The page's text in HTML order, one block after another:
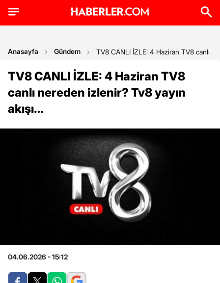
Anasayfa Gündem TV8 CANLI İZLE: 4 Haziran TV8 canlı
TV8 CANLI İZLE: 4 Haziran TV8
canlı nereden izlenir? Tv8 yayın
akışı…
04.06.2026 - 15:12